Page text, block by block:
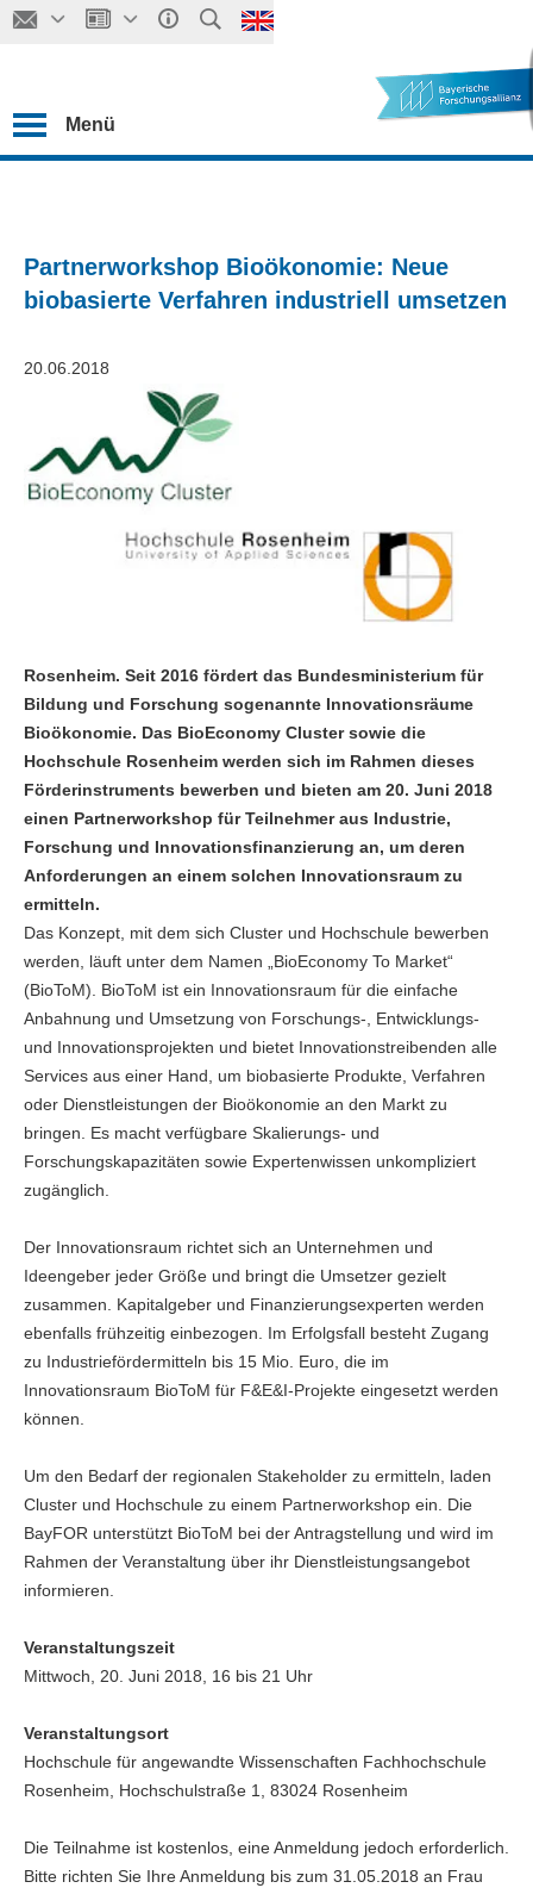
Menü
Partnerworkshop Bioökonomie: Neue
biobasierte Verfahren industriell umsetzen
20.06.2018
Rosenheim. Seit 2016 fördert das Bundesministerium für
Bildung und Forschung sogenannte Innovationsräume
Bioökonomie. Das BioEconomy Cluster sowie die
Hochschule Rosenheim werden sich im Rahmen dieses
Förderinstruments bewerben und bieten am 20. Juni 2018
einen Partnerworkshop für Teilnehmer aus Industrie,
Forschung und Innovationsfinanzierung an, um deren
Anforderungen an einem solchen Innovationsraum zu
ermitteln.
Das Konzept, mit dem sich Cluster und Hochschule bewerben
werden, läuft unter dem Namen „BioEconomy To Market“
(BioToM). BioToM ist ein Innovationsraum für die einfache
Anbahnung und Umsetzung von Forschungs-, Entwicklungs-
und Innovationsprojekten und bietet Innovationstreibenden alle
Services aus einer Hand, um biobasierte Produkte, Verfahren
oder Dienstleistungen der Bioökonomie an den Markt zu
bringen. Es macht verfügbare Skalierungs- und
Forschungskapazitäten sowie Expertenwissen unkompliziert
zugänglich.
Der Innovationsraum richtet sich an Unternehmen und
Ideengeber jeder Größe und bringt die Umsetzer gezielt
zusammen. Kapitalgeber und Finanzierungsexperten werden
ebenfalls frühzeitig einbezogen. Im Erfolgsfall besteht Zugang
zu Industriefördermitteln bis 15 Mio. Euro, die im
Innovationsraum BioToM für F&E&I-Projekte eingesetzt werden
können.
Um den Bedarf der regionalen Stakeholder zu ermitteln, laden
Cluster und Hochschule zu einem Partnerworkshop ein. Die
BayFOR unterstützt BioToM bei der Antragstellung und wird im
Rahmen der Veranstaltung über ihr Dienstleistungsangebot
informieren.
Veranstaltungszeit
Mittwoch, 20. Juni 2018, 16 bis 21 Uhr
Veranstaltungsort
Hochschule für angewandte Wissenschaften Fachhochschule
Rosenheim, Hochschulstraße 1, 83024 Rosenheim
Die Teilnahme ist kostenlos, eine Anmeldung jedoch erforderlich.
Bitte richten Sie Ihre Anmeldung bis zum 31.05.2018 an Frau